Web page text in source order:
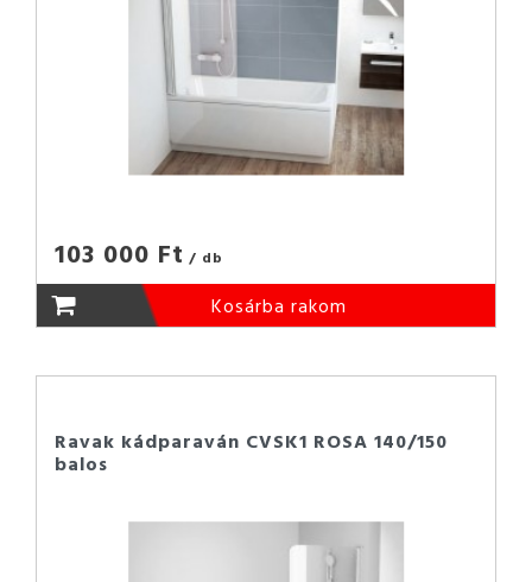
103 000 Ft / db
Kosárba rakom
Ravak kádparaván CVSK1 ROSA 140/150
balos